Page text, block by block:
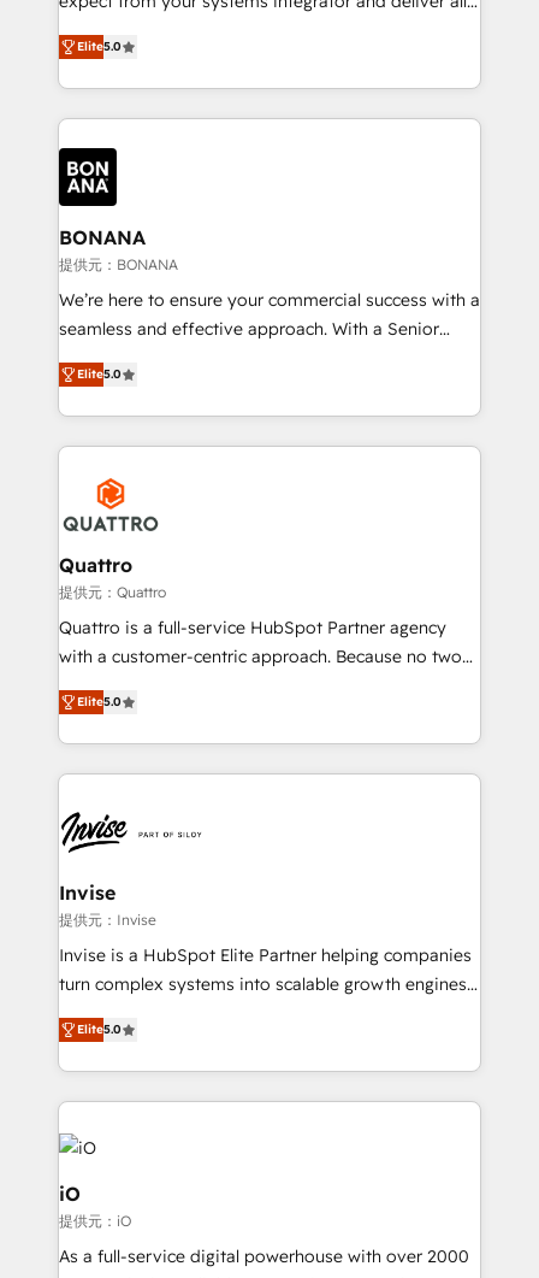
the agency services you'd expect from your
HubSpot Solutions Partner. As one of the UK's
longest-standing partners, we are experts at
maximising the value of the HubSpot platform and
building an integrated growth stack that brings your
business, operational and technical requirements to
life, and creates a 360˚ view of your customer to
help your teams do more. We specialise in HubSpot
technical services, website design and development
as well as agency services that help set you up for
success. Now, more than ever you need to connect
customer service. It's time to empower your teams
to create great customer experiences that generate
happen.
Elite5.0
BONANA
提供元：BONANA
We’re here to ensure your commercial success with a
seamless and effective approach. With a Senior
team that has 10+ years of experience in HubSpot,
we have a deep understanding of SaaS, Business
Services and E-commerce together with Retail. We
streamline and enhance your Sales, Marketing &
Service efforts, providing insights in your
commercial operations. We're good at RevOps,
automating and optimizing your marketing, sales &
service operations with AI, designing and building
your website, and we drive growth through Account-
Based Marketing, SEO, SEA and many other tactics.
No worries, we will advise you in which to deploy
brings us to our mission; to effectively guide as
much Benelux companies as possible to be
Elite5.0
Quattro
提供元：Quattro
Quattro is a full-service HubSpot Partner agency
with a customer-centric approach. Because no two
clients have the same needs, Quattro offer a
bespoke approach for every client. Services include
business growth strategies, sales enablement, CRM
set-up, Migrations, Integrations, Enterprise level
Ops Hub Software, inbound marketing strategy,
content strategies, branding, HubSpot CMS,
bespoke web apps and growth driven design
websites. Experienced in helping Global B2B
Manufacturers, Fintech, Professional Services, IT and
SaaS industries.
Elite5.0
Invise
提供元：Invise
Invise is a HubSpot Elite Partner helping companies
turn complex systems into scalable growth engines.
We combine strategy, technology and change
management to drive measurable results. As part of
the fast-growing Siloy Group, we unite more than
250+ HubSpot experts across Europe – ready to
build a CRM architecture optimized to support your
business goals. Talk to us if you’re looking to: -
Connect marketing, sales and operations around one
reliable source of truth - Unlock the full value of your
CRM and marketing data, not just implement a
system - Accelerate impact with a partner who
Elite5.0
iO
提供元：iO
As a full-service digital powerhouse with over 2000